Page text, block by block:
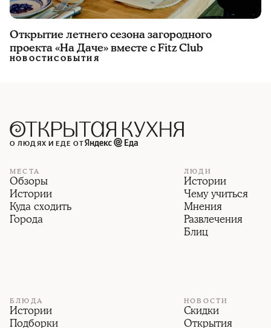
Открытие летнего сезона загородного
проекта «На Даче» вместе с Fitz Club
НОВОСТИСОБЫТИЯ
О ЛЮДЯХ И ЕДЕ ОТ
МЕСТА
Обзоры
Истории
Куда сходить
Города
ЛЮДИ
Истории
Чему учиться
Мнения
Развлечения
Блиц
БЛЮДА
Истории
Подборки
НОВОСТИ
Скидки
Открытия